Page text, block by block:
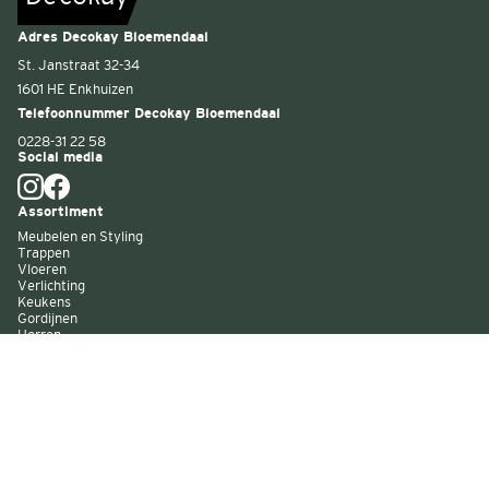
Adres Decokay Bloemendaal
St. Janstraat 32-34
1601 HE Enkhuizen
Telefoonnummer Decokay Bloemendaal
0228-31 22 58
Social media
Assortiment
Meubelen en Styling
Trappen
Vloeren
Verlichting
Keukens
Gordijnen
Horren